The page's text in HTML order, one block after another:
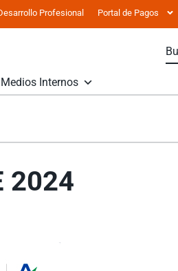
Profesional Portal de Pagos
Medios Internos
2024